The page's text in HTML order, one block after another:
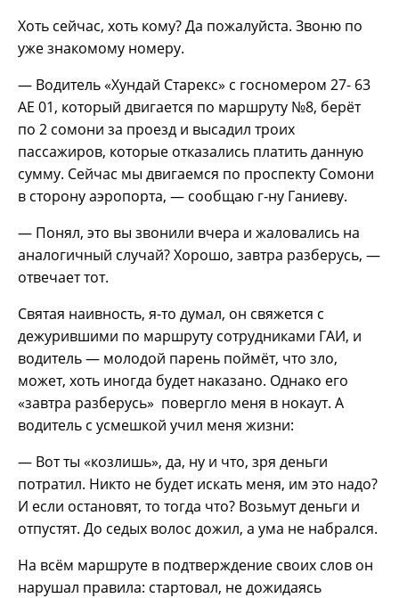
Хоть сейчас, хоть кому? Да пожалуйста. Звоню по
уже знакомому номеру.
— Водитель «Хундай Старекс» с госномером 27- 63
АЕ 01, который двигается по маршруту №8, берёт
по 2 сомони за проезд и высадил троих
пассажиров, которые отказались платить данную
сумму. Сейчас мы двигаемся по проспекту Сомони
в сторону аэропорта, — сообщаю г-ну Ганиеву.
— Понял, это вы звонили вчера и жаловались на
аналогичный случай? Хорошо, завтра разберусь, —
отвечает тот.
Святая наивность, я-то думал, он свяжется с
дежурившими по маршруту сотрудниками ГАИ, и
водитель — молодой парень поймёт, что зло,
может, хоть иногда будет наказано. Однако его
«завтра разберусь» повергло меня в нокаут. А
водитель с усмешкой учил меня жизни:
— Вот ты «козлишь», да, ну и что, зря деньги
потратил. Никто не будет искать меня, им это надо?
И если остановят, то тогда что? Возьмут деньги и
отпустят. До седых волос дожил, а ума не набрался.
На всём маршруте в подтверждение своих слов он
нарушал правила: стартовал, не дожидаясь